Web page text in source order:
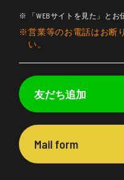
「WEBサイトを見た」とお
営業等のお電話はお断
い。
友だち追加
Mail form